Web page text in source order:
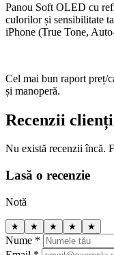
Panou Soft OLED cu
culorilor și sensibilitate
iPhone (True Tone,
Cel mai bun raport preț/
și manoperă.
Recenzii clienți
Nu există recenzii încă.
Lasă o recenzie
Notă
★ ★ ★ ★ ★
Nume *